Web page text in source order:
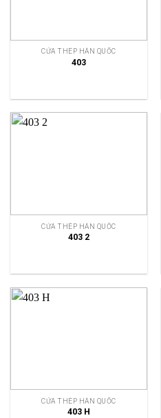
CỬA THÉP HÀN QUỐC
403
CỬA THÉP HÀN QUỐC
403 2
CỬA THÉP HÀN QUỐC
403 H